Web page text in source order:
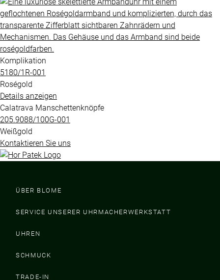
Komplikation
5180​/1R​-001
Roségold
Details anzeigen
Calatrava Manschettenknöpfe
205.9088​/100G​-001
Weißgold
Kontaktieren Sie uns
ÜBER BLOME
SERVICE UNSERER UHRMACHERWERKSTATT
UHREN
SCHMUCK
TRADE-IN